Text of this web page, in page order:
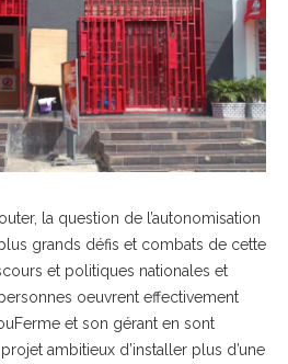
la question de l’autonomisation
grands défis et combats de cette
et politiques nationales et
oeuvrent effectivement
et son gérant en sont
projet ambitieux d’installer plus d’une